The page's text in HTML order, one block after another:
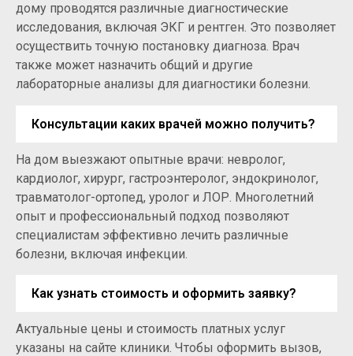
дому проводятся различные диагностические
исследования, включая ЭКГ и рентген. Это позволяет
осуществить точную постановку диагноза. Врач
также может назначить общий и другие
лабораторные анализы для диагностики болезни.
Консультации каких врачей можно получить?
На дом выезжают опытные врачи: невролог,
кардиолог, хирург, гастроэнтеролог, эндокринолог,
травматолог-ортопед, уролог и ЛОР. Многолетний
опыт и профессиональный подход позволяют
специалистам эффективно лечить различные
болезни, включая инфекции.
Как узнать стоимость и оформить заявку?
Актуальные цены и стоимость платных услуг
указаны на сайте клиники. Чтобы оформить вызов,